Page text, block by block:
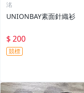
洺
UNIONBAY素面針織衫
$ 200
競標